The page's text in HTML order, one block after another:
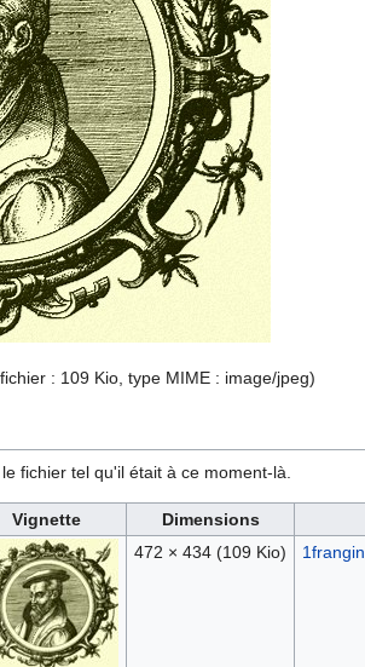
: 109 Kio, type MIME : image/jpeg)
fichier tel qu'il était à ce moment-là.
Vignette Dimensions
472 × 434 (109 Kio) 1frangin